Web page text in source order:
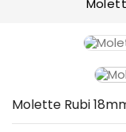
Molette Rubi